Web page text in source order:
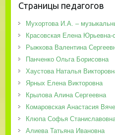
Страницы педагогов
Мухортова И.А. –
Красовская Елена Юрьевна-
Рыжкова Валентина
Панченко Ольга Борисовна
Хаустова Наталья
Ярных Елена Викторовна
Крылова Алина Сергеевна
Комаровская Анастасия
Клюпа Софья
Алиева Татьяна Ивановна